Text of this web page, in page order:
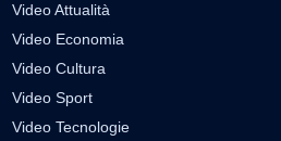
Video Attualità
Video Economia
Video Cultura
Video Sport
Video Tecnologie